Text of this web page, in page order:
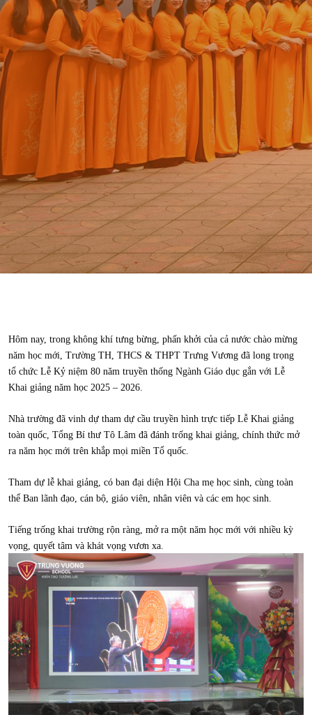
Hôm nay, trong không khí tưng bừng, phấn khởi của cả nước chào mừng
năm học mới, Trường TH, THCS & THPT Trưng Vương đã long trọng
tổ chức Lễ Kỷ niệm 80 năm truyền thống Ngành Giáo dục gắn với Lễ
Khai giảng năm học 2025 – 2026.
Nhà trường đã vinh dự tham dự cầu truyền hình trực tiếp Lễ Khai giảng
toàn quốc, Tổng Bí thư Tô Lâm đã đánh trống khai giảng, chính thức mở
ra năm học mới trên khắp mọi miền Tổ quốc.
Tham dự lễ khai giảng, có ban đại diện Hội Cha mẹ học sinh, cùng toàn
thể Ban lãnh đạo, cán bộ, giáo viên, nhân viên và các em học sinh.
Tiếng trống khai trường rộn ràng, mở ra một năm học mới với nhiều kỳ
vọng, quyết tâm và khát vọng vươn xa.